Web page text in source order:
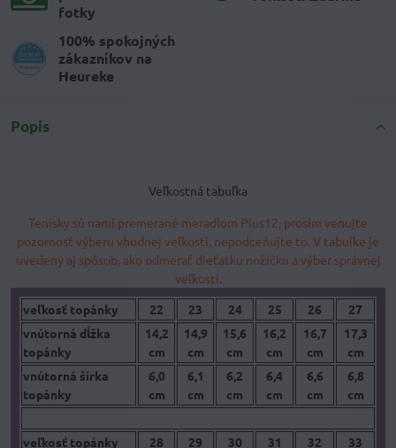
fotky
100% spokojných
zákazníkov na
Heureke
Popis
Veľkostná tabuľka
Tenisky sú nami premerané meradlom Plus12, prosím venujte
pozornosť výberu vhodnej veľkosti, nepodceňujte to. V tabuľke je
uvedený aj spôsob, ako odmerať dieťatku nožičku a výber správnej
veľkosti.
veľkosť topánky
22 23 24 25 26
27
vnútorná dĺžka
topánky
14,2
cm
14,9
cm
15,6
cm
16,2
cm
16,7
cm
17,3
cm
vnútorná šírka
topánky
6,0
cm
6,1
cm
6,2
cm
6,4
cm
6,6
cm
6,8
cm
veľkosť topánky 28 29 30 31 32 33